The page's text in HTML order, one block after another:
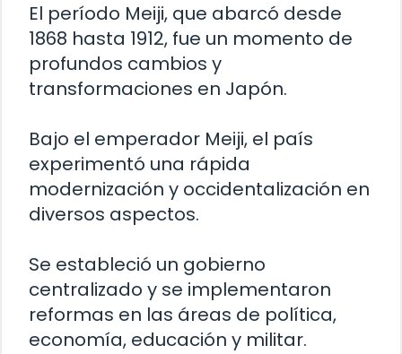
El período Meiji, que abarcó desde
1868 hasta 1912, fue un momento de
profundos cambios y
transformaciones en Japón.
Bajo el emperador Meiji, el país
experimentó una rápida
modernización y occidentalización en
diversos aspectos.
Se estableció un gobierno
centralizado y se implementaron
reformas en las áreas de política,
economía, educación y militar.